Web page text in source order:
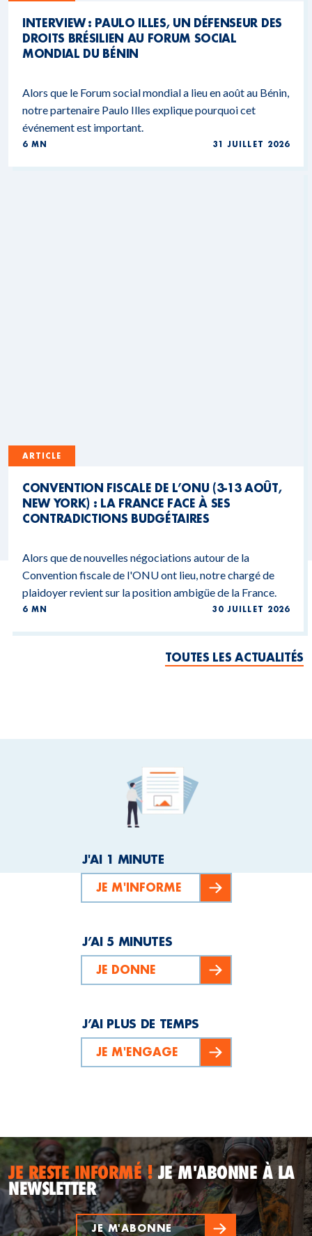
INTERVIEW : PAULO ILLES, UN DÉFENSEUR DES
DROITS BRÉSILIEN AU FORUM SOCIAL
MONDIAL DU BÉNIN
Alors que le Forum social mondial a lieu en août au Bénin,
notre partenaire Paulo Illes explique pourquoi cet
événement est important.
6 MN 31 JUILLET 2026
ARTICLE
CONVENTION FISCALE DE L’ONU (3-13 AOÛT,
NEW YORK) : LA FRANCE FACE À SES
CONTRADICTIONS BUDGÉTAIRES
Alors que de nouvelles négociations autour de la
Convention fiscale de l'ONU ont lieu, notre chargé de
plaidoyer revient sur la position ambigüe de la France.
6 MN 30 JUILLET 2026
TOUTES LES ACTUALITÉS
J'AI 1 MINUTE
JE M'INFORME
J’AI 5 MINUTES
JE DONNE
J’AI PLUS DE TEMPS
JE M'ENGAGE
JE RESTE INFORMÉ !JE M'ABONNE À LA
NEWSLETTER
JE M'ABONNE